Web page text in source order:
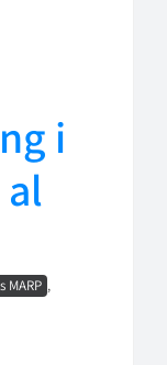
i
al
MARP ,